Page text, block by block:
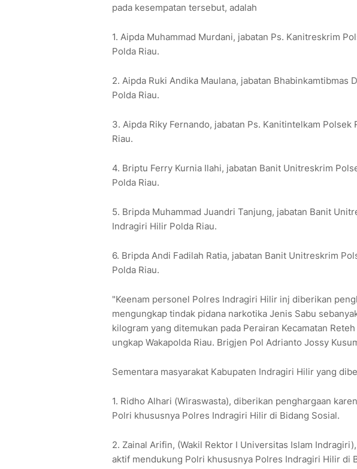
pada kesempatan tersebut, adalah
1. Aipda Muhammad Murdani, jabatan Ps. Kanitreskrim
Polda Riau.
2. Aipda Ruki Andika Maulana, jabatan Bhabinkamtibmas
Polda Riau.
3. Aipda Riky Fernando, jabatan Ps. Kanitintelkam
Riau.
4. Briptu Ferry Kurnia Ilahi, jabatan Banit Unitreskrim
Polda Riau.
5. Bripda Muhammad Juandri Tanjung, jabatan Banit
Indragiri Hilir Polda Riau.
6. Bripda Andi Fadilah Ratia, jabatan Banit Unitreskrim
Polda Riau.
"Keenam personel Polres Indragiri Hilir inj diberikan
mengungkap tindak pidana narkotika Jenis Sabu
kilogram yang ditemukan pada Perairan Kecamatan
ungkap Wakapolda Riau. Brigjen Pol Adrianto Jossy
Sementara masyarakat Kabupaten Indragiri Hilir yang
1. Ridho Alhari (Wiraswasta), diberikan penghargaan
Polri khususnya Polres Indragiri Hilir di Bidang Sosial.
2. Zainal Arifin, (Wakil Rektor I Universitas Islam
aktif mendukung Polri khususnya Polres Indragiri Hilir di